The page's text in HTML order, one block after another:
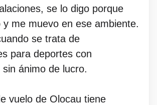
se lo digo porque
y me muevo en ese ambiente.
se trata de
para deportes con
ánimo de lucro.
vuelo de Olocau tiene